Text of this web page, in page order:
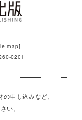
map]
0201
申し込みなど、
い。